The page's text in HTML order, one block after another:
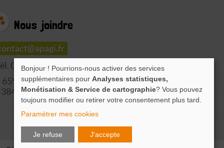
Nous joindre
04 76 77 20 06
659 Route de L'Isère
38420 LE VERSOUD
Bonjour ! Pourrions-nous activer des services
supplémentaires pour Analyses statistiques,
Monétisation & Service de cartographie? Vous pouvez
toujours modifier ou retirer votre consentement plus tard.
Paramétrer mes cookies
Je refuse J'accepte